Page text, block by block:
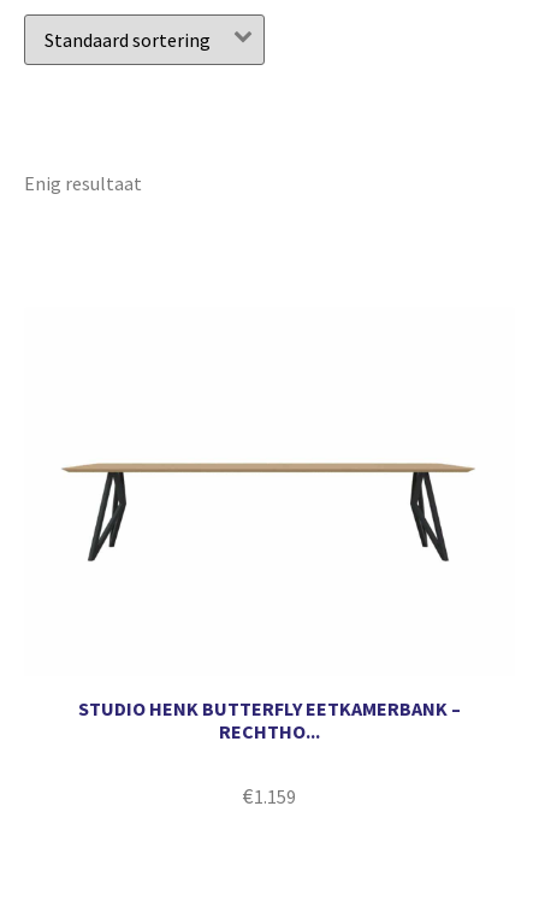
Enig resultaat
STUDIO HENK BUTTERFLY EETKAMERBANK –
RECHTHO...
€1.159